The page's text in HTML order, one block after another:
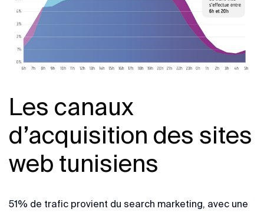
Les canaux
d’acquisition des sites
web tunisiens
51% de trafic provient du search marketing, avec une